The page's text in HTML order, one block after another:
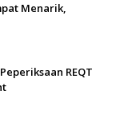
Menarik,
REQT